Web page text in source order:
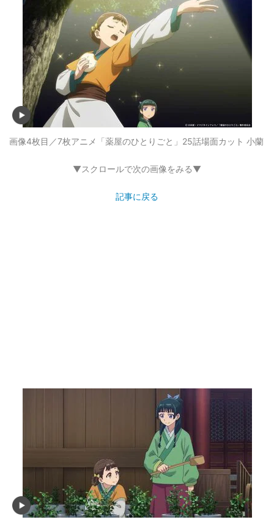
画像4枚目／7枚アニメ「薬屋のひとりごと」25話場面カット 小蘭
▼スクロールで次の画像をみる▼
記事に戻る